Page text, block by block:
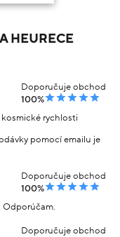
HEURECE
Doporučuje obchod
100%
rychlosti
pomocí emailu je
Doporučuje obchod
100%
Odporúčam.
Doporučuje obchod